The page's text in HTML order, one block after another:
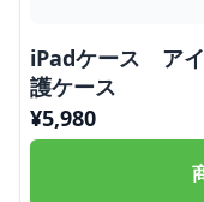
iPadケース アイ
護ケース
¥5,980